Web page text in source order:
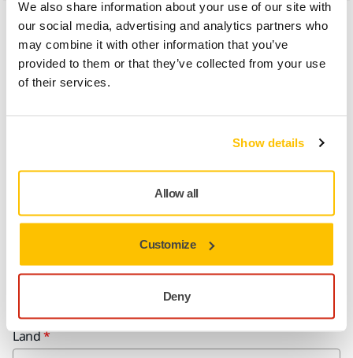
We also share information about your use of our site with
our social media, advertising and analytics partners who
may combine it with other information that you’ve
provided to them or that they’ve collected from your use
of their services.
Show details
Allow all
Customize
Deny
beantwoordt graag al uw vragen.
Land